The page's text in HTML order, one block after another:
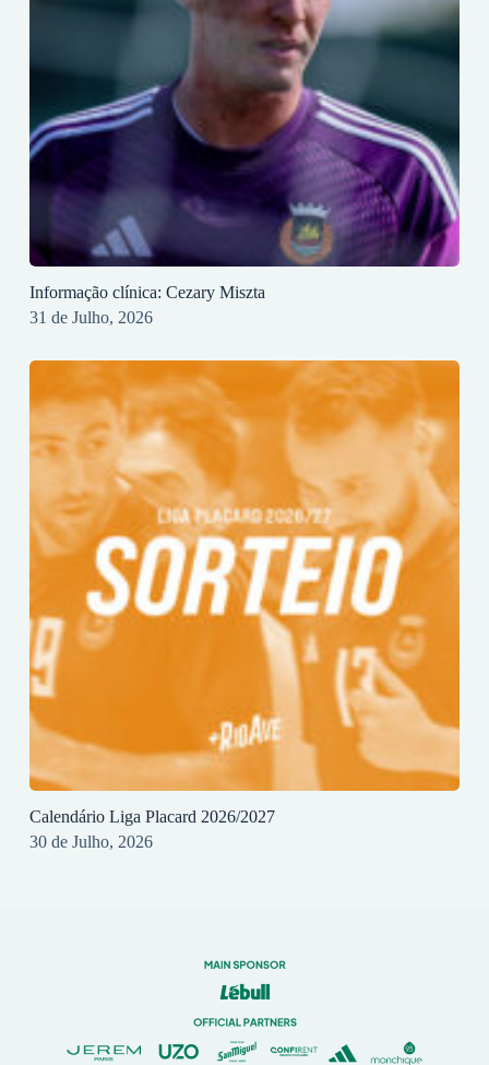
Informação clínica: Cezary Miszta
31 de Julho, 2026
Calendário Liga Placard 2026/2027
30 de Julho, 2026